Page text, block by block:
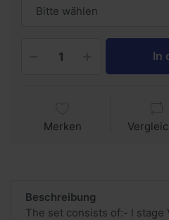
In
Merken
Beschreibung
The set consists of:- I stage